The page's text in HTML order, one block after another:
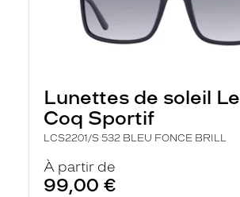
Lunettes de soleil Le
Coq Sportif
LCS2201/S 532 BLEU FONCE BRILL
À partir de
99,00 €